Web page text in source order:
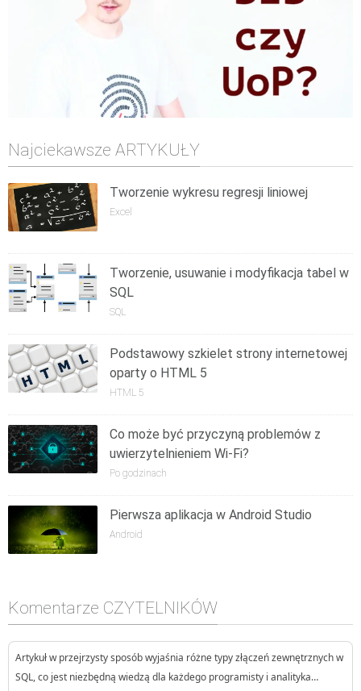
Najciekawsze ARTYKUŁY
Tworzenie wykresu regresji liniowej
Excel
Tworzenie, usuwanie i modyfikacja tabel w
SQL
SQL
Podstawowy szkielet strony internetowej
oparty o HTML 5
HTML 5
Co może być przyczyną problemów z
uwierzytelnieniem Wi-Fi?
Po godzinach
Pierwsza aplikacja w Android Studio
Android
Komentarze CZYTELNIKÓW
Artykuł w przejrzysty sposób wyjaśnia różne typy złączeń zewnętrznych w
SQL, co jest niezbędną wiedzą dla każdego programisty i analityka…